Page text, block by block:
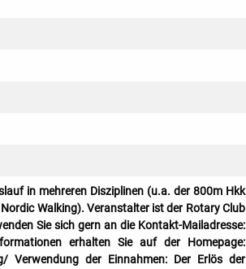
in mehreren Disziplinen (u.a. der 800m Hkk
Walking). Veranstalter ist der Rotary Club
Sie sich gern an die Kontakt-Mailadresse:
erhalten Sie auf der Homepage:
Verwendung der Einnahmen: Der Erlös der